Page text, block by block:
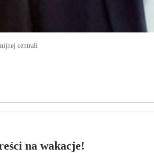
centrali
na wakacje!